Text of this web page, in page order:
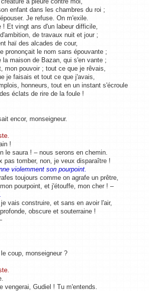
enfant dans les chambres du roi ;
Je refuse. On m'exile.
! Et vingt ans d'un labeur difficile,
de travaux nuit et jour ;
haï des alcades de cour,
prononçait le nom sans épouvante ;
la maison de Bazan, qui s'en vante ;
mon pouvoir ; tout ce que je rêvais,
je faisais et tout ce que j'avais,
honneurs, tout en un instant s'écroule
éclats de rire de la foule !
encor, monseigneur.
!
le saura ! – nous serons en chemin.
pas tomber, non, je veux disparaître !
violemment son pourpoint.
toujours comme on agrafe un prêtre,
pourpoint, et j'étouffe, mon cher ! –
vais construire, et sans en avoir l'air,
obscure et souterraine !
coup, monseigneur ?
vengerai, Gudiel ! Tu m'entends.